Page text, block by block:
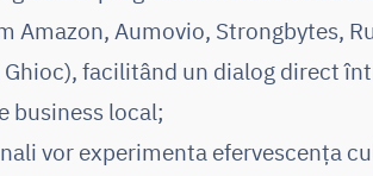
Aumovio, Strongbytes,
Ghioc), facilitând un dialog direct
business local;
vor experimenta efervescența